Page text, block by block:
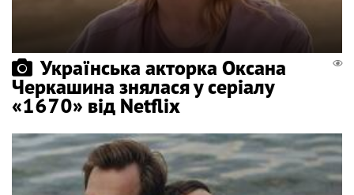
Українська акторка Оксана
Черкашина знялася у серіалу
«1670» від Netflix